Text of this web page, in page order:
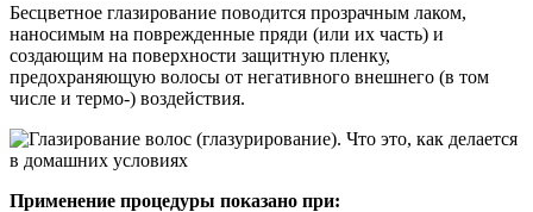
Бесцветное глазирование поводится прозрачным лаком,
наносимым на поврежденные пряди (или их часть) и
создающим на поверхности защитную пленку,
предохраняющую волосы от негативного внешнего (в том
числе и термо-) воздействия.
Применение процедуры показано при: